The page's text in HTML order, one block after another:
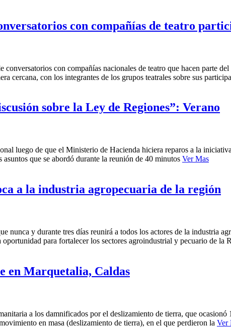
con compañías de teatro
con compañías nacionales de teatro que hacen parte
cercana, con los integrantes de los grupos teatrales sobre sus
sobre la Ley de Regiones”: Verano
luego de que el Ministerio de Hacienda hiciera reparos a la
que se abordó durante la reunión de 40 minutos Ver Mas
a la industria agropecuaria de la región
nunca y durante tres días reunirá a todos los actores de la industria
para fortalecer los sectores agroindustrial y pecuario de la
en Marquetalia, Caldas
a los damnificados por el deslizamiento de tierra, que
en masa (deslizamiento de tierra), en el que perdieron la Ver